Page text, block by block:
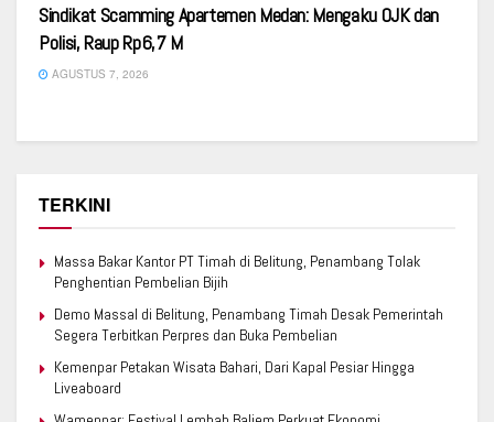
Sindikat Scamming Apartemen Medan: Mengaku OJK dan
Polisi, Raup Rp6,7 M
AGUSTUS 7, 2026
TERKINI
Massa Bakar Kantor PT Timah di Belitung, Penambang Tolak
Penghentian Pembelian Bijih
Demo Massal di Belitung, Penambang Timah Desak Pemerintah
Segera Terbitkan Perpres dan Buka Pembelian
Kemenpar Petakan Wisata Bahari, Dari Kapal Pesiar Hingga
Liveaboard